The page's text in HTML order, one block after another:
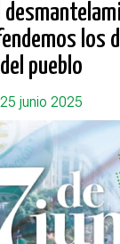
los
del pueblo
25 junio 2025